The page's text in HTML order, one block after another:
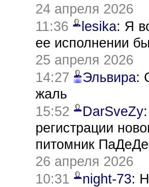
24 апреля 2026
11:36
lesika: Я
ее исполнении
25 апреля 2026
14:27
Эльвира:
жаль
15:52
DarSveZy
регистрации
питомник
26 апреля 2026
10:31
night-73: